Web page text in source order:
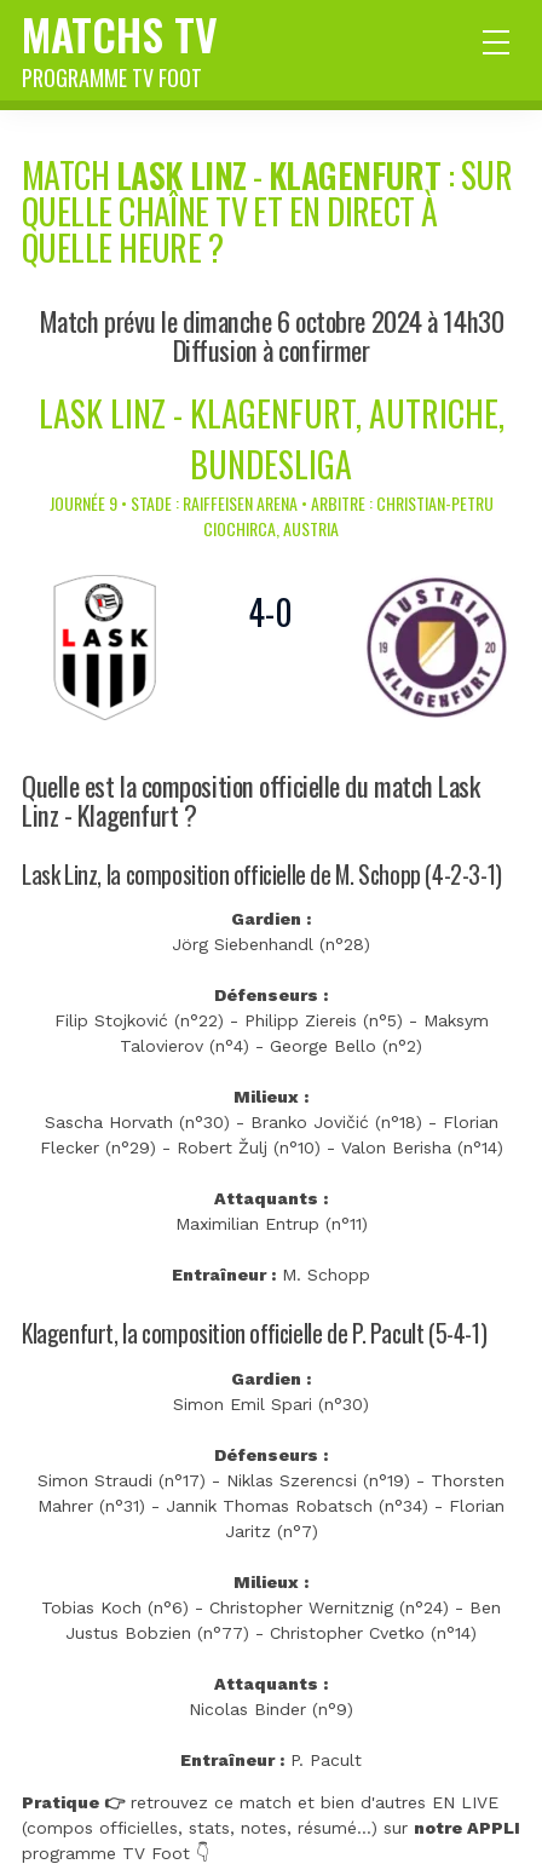
MATCHS TV
PROGRAMME TV FOOT
MATCH LASK LINZ-KLAGENFURT: SUR
QUELLE CHAÎNE TV ET EN DIRECT À
QUELLE HEURE ?
Match prévu le dimanche 6 octobre 2024 à 14h30
Diffusion à confirmer
LASK LINZ - KLAGENFURT, AUTRICHE,
BUNDESLIGA
JOURNÉE 9 • STADE : RAIFFEISEN ARENA • ARBITRE : CHRISTIAN-PETRU
CIOCHIRCA, AUSTRIA
4-0
Quelle est la composition officielle du match Lask
Linz - Klagenfurt ?
Lask Linz, la composition officielle de M. Schopp (4-2-3-1)
Gardien :
Jörg Siebenhandl (n°28)
Défenseurs :
Filip Stojković (n°22) - Philipp Ziereis (n°5) - Maksym
Talovierov (n°4) - George Bello (n°2)
Milieux :
Sascha Horvath (n°30) - Branko Jovičić (n°18) - Florian
Flecker (n°29) - Robert Žulj (n°10) - Valon Berisha (n°14)
Attaquants :
Maximilian Entrup (n°11)
Entraîneur : M. Schopp
Klagenfurt, la composition officielle de P. Pacult (5-4-1)
Gardien :
Simon Emil Spari (n°30)
Défenseurs :
Simon Straudi (n°17) - Niklas Szerencsi (n°19) - Thorsten
Mahrer (n°31) - Jannik Thomas Robatsch (n°34) - Florian
Jaritz (n°7)
Milieux :
Tobias Koch (n°6) - Christopher Wernitznig (n°24) - Ben
Justus Bobzien (n°77) - Christopher Cvetko (n°14)
Attaquants :
Nicolas Binder (n°9)
Entraîneur : P. Pacult
Pratique 👉retrouvez ce match et bien d'autres EN LIVE
(compos officielles, stats, notes, résumé...) sur notre APPLI
programme TV Foot 👇